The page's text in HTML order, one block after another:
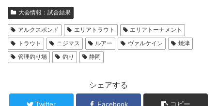
大会情報：試合結果
アルクスポンド エリアトラウト
エリアトーナメント
トラウト
ニジマス ルアー ヴァルケイン
焼津
管理釣り場
釣り 静岡
シェアする
Twitter Facebook コピー